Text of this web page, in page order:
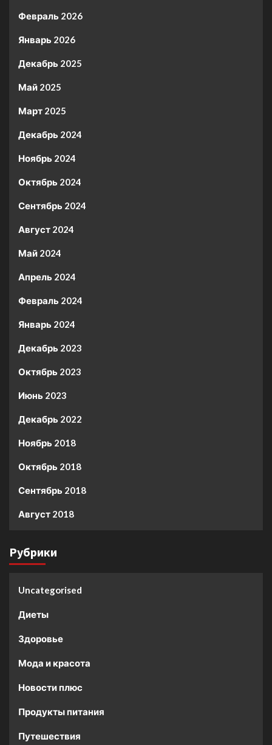
Февраль 2026
Январь 2026
Декабрь 2025
Май 2025
Март 2025
Декабрь 2024
Ноябрь 2024
Октябрь 2024
Сентябрь 2024
Август 2024
Май 2024
Апрель 2024
Февраль 2024
Январь 2024
Декабрь 2023
Октябрь 2023
Июнь 2023
Декабрь 2022
Ноябрь 2018
Октябрь 2018
Сентябрь 2018
Август 2018
Рубрики
Uncategorised
Диеты
Здоровье
Мода и красота
Новости плюс
Продукты питания
Путешествия